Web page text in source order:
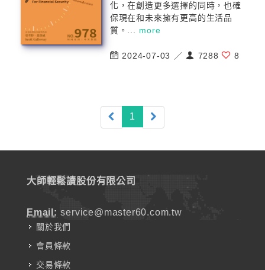
化，在創造更多選擇的同時，也確
保現在和未來擁有更高的生活品
質。... more
2024-07-03 ／ 7288 8
1 (current)
大師輕鬆讀股份有限公司
Email: service@master60.com.tw
關於我們
會員條款
交易條款